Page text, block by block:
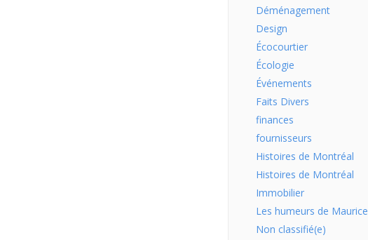
Déménagement
Design
Écocourtier
Écologie
Événements
Faits Divers
finances
fournisseurs
Histoires de Montréal
Histoires de Montréal
Immobilier
Les humeurs de Maurice
Non classifié(e)